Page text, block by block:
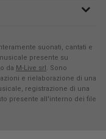
suonati, cantati e
presente su
da M-Live srl. Sono
e rielaborazione di una
registrazione di una
presente all'interno dei file